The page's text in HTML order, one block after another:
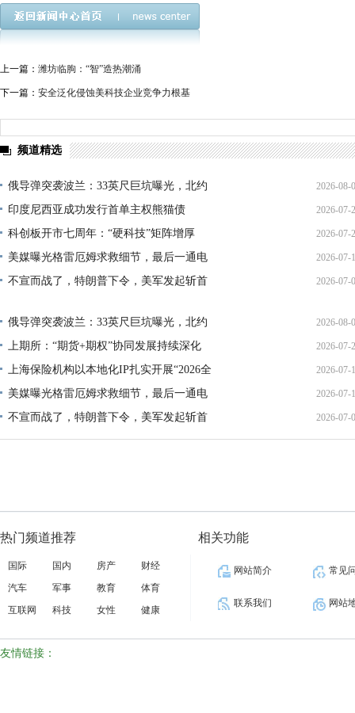
上一篇： 潍坊临朐：“智”造热潮涌
下一篇： 安全泛化侵蚀美科技企业竞争力根基
频道精选
俄导弹突袭波兰：33英尺巨坑曝光，北约 2026-08-
印度尼西亚成功发行首单主权熊猫债 2026-07-
科创板开市七周年：“硬科技”矩阵增厚 2026-07-
美媒曝光格雷厄姆求救细节，最后一通电 2026-07-
不宣而战了，特朗普下令，美军发起斩首 2026-07-
俄导弹突袭波兰：33英尺巨坑曝光，北约 2026-08-
上期所：“期货+期权”协同发展持续深化 2026-07-
上海保险机构以本地化IP扎实开展“2026全 2026-07-
美媒曝光格雷厄姆求救细节，最后一通电 2026-07-
不宣而战了，特朗普下令，美军发起斩首 2026-07-
热门频道推荐
国际 国内 房产
财经
汽车
军事 教育
体育
互联网
科技 女性 健康
相关功能
网站简介 常见
联系我们 网站
友情链接：